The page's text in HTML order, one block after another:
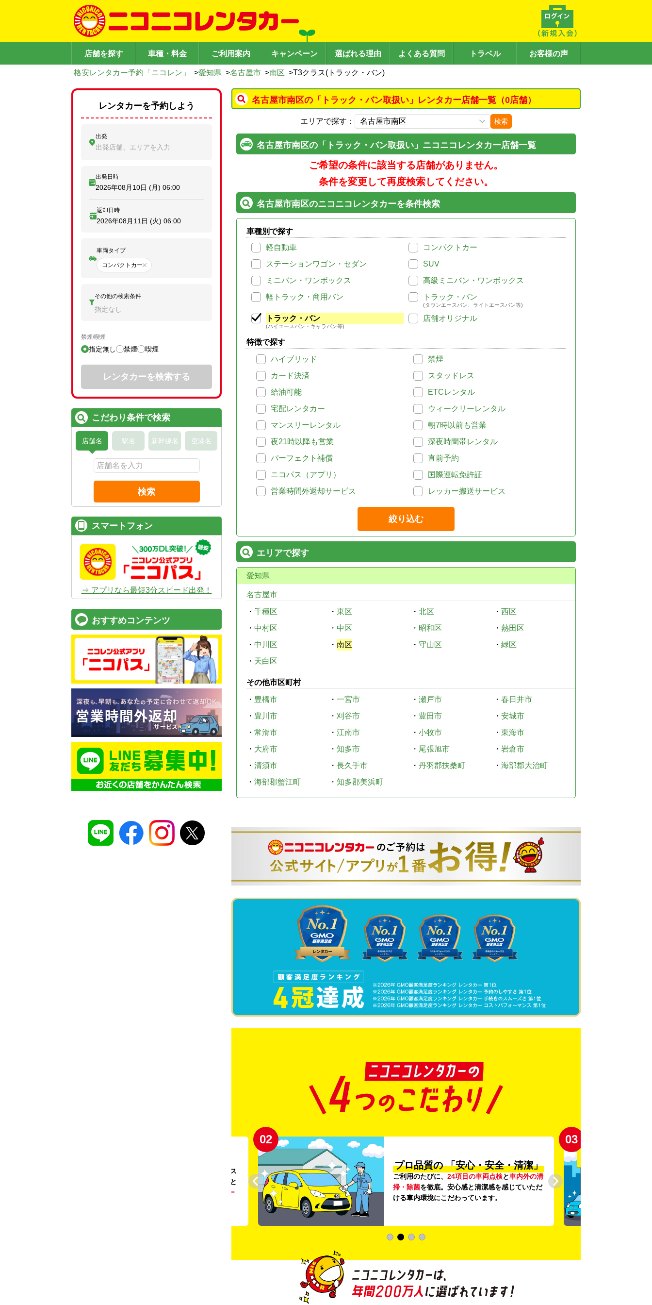
店舗を探す 車種・料金 ご利用案内 キャンペーン 選ばれる理由 よくある質問 トラベル お客様の声
格安レンタカー予約「ニコレン」 >愛知県 >名古屋市 >南区 >T3クラス(トラック・バン)
名古屋市南区の「トラック・バン取扱い」レンタカー店舗一覧（0店舗）
エリアで探す： 検索
名古屋市南区の「トラック・バン取扱い」ニコニコレンタカー店舗一覧
ご希望の条件に該当する店舗がありません。
条件を変更して再度検索してください。
名古屋市南区のニコニコレンタカーを条件検索
車種別で探す
軽自動車
コンパクトカー
ステーションワゴン・セダン
SUV
ミニバン・ワンボックス
高級ミニバン・ワンボックス
軽トラック・商用バン
トラック・バン
(タウンエースバン、ライトエースバン等)
トラック・バン
(ハイエースバン・キャラバン等)
店舗オリジナル
特徴で探す
ハイブリッド
禁煙
カード決済
スタッドレス
給油可能
ETCレンタル
宅配レンタカー
ウィークリーレンタル
マンスリーレンタル
朝7時以前も営業
夜21時以降も営業
深夜時間帯レンタル
パーフェクト補償
直前予約
ニコパス（アプリ）
国際運転免許証
営業時間外返却サービス
レッカー搬送サービス
絞り込む
エリアで探す
愛知県
名古屋市
・ 千種区 ・ 東区 ・ 北区 ・ 西区
・ 中村区 ・ 中区 ・ 昭和区 ・ 熱田区
・ 中川区 ・ 南区 ・ 守山区 ・ 緑区
・ 天白区
その他市区町村
・ 豊橋市 ・ 一宮市 ・ 瀬戸市 ・ 春日井市
・ 豊川市 ・ 刈谷市 ・ 豊田市 ・ 安城市
・ 常滑市 ・ 江南市 ・ 小牧市 ・ 東海市
・ 大府市 ・ 知多市 ・ 尾張旭市 ・ 岩倉市
・ 清須市 ・ 長久手市 ・ 丹羽郡扶桑町 ・ 海部郡大治町
・ 海部郡蟹江町 ・ 知多郡美浜町
。ガソリンス
タンドや整備工場の既存インフラを活用すること
リー
02
プロ品質の 「安心・安全・清潔」
ご利用のたびに、 24項目の車両点検と車内外の清
掃・除菌を徹底。安心感と清潔感を感じていただ
ける車内環境にこだわっています。
03
レンタカーを予約しよう
出発
出発店舗、エリアを入力
出発日時
2026年08月10日 (月) 06:00
返却日時
2026年08月11日 (火) 06:00
車両タイプ
コンパクトカー
その他の検索条件
指定なし
禁煙/喫煙
指定無し 禁煙 喫煙
レンタカーを検索する
こだわり条件で検索
店舗名 駅名 新幹線名 空港名
検索
スマートフォン
⇒ アプリなら最短3分スピード出発！
おすすめコンテンツ